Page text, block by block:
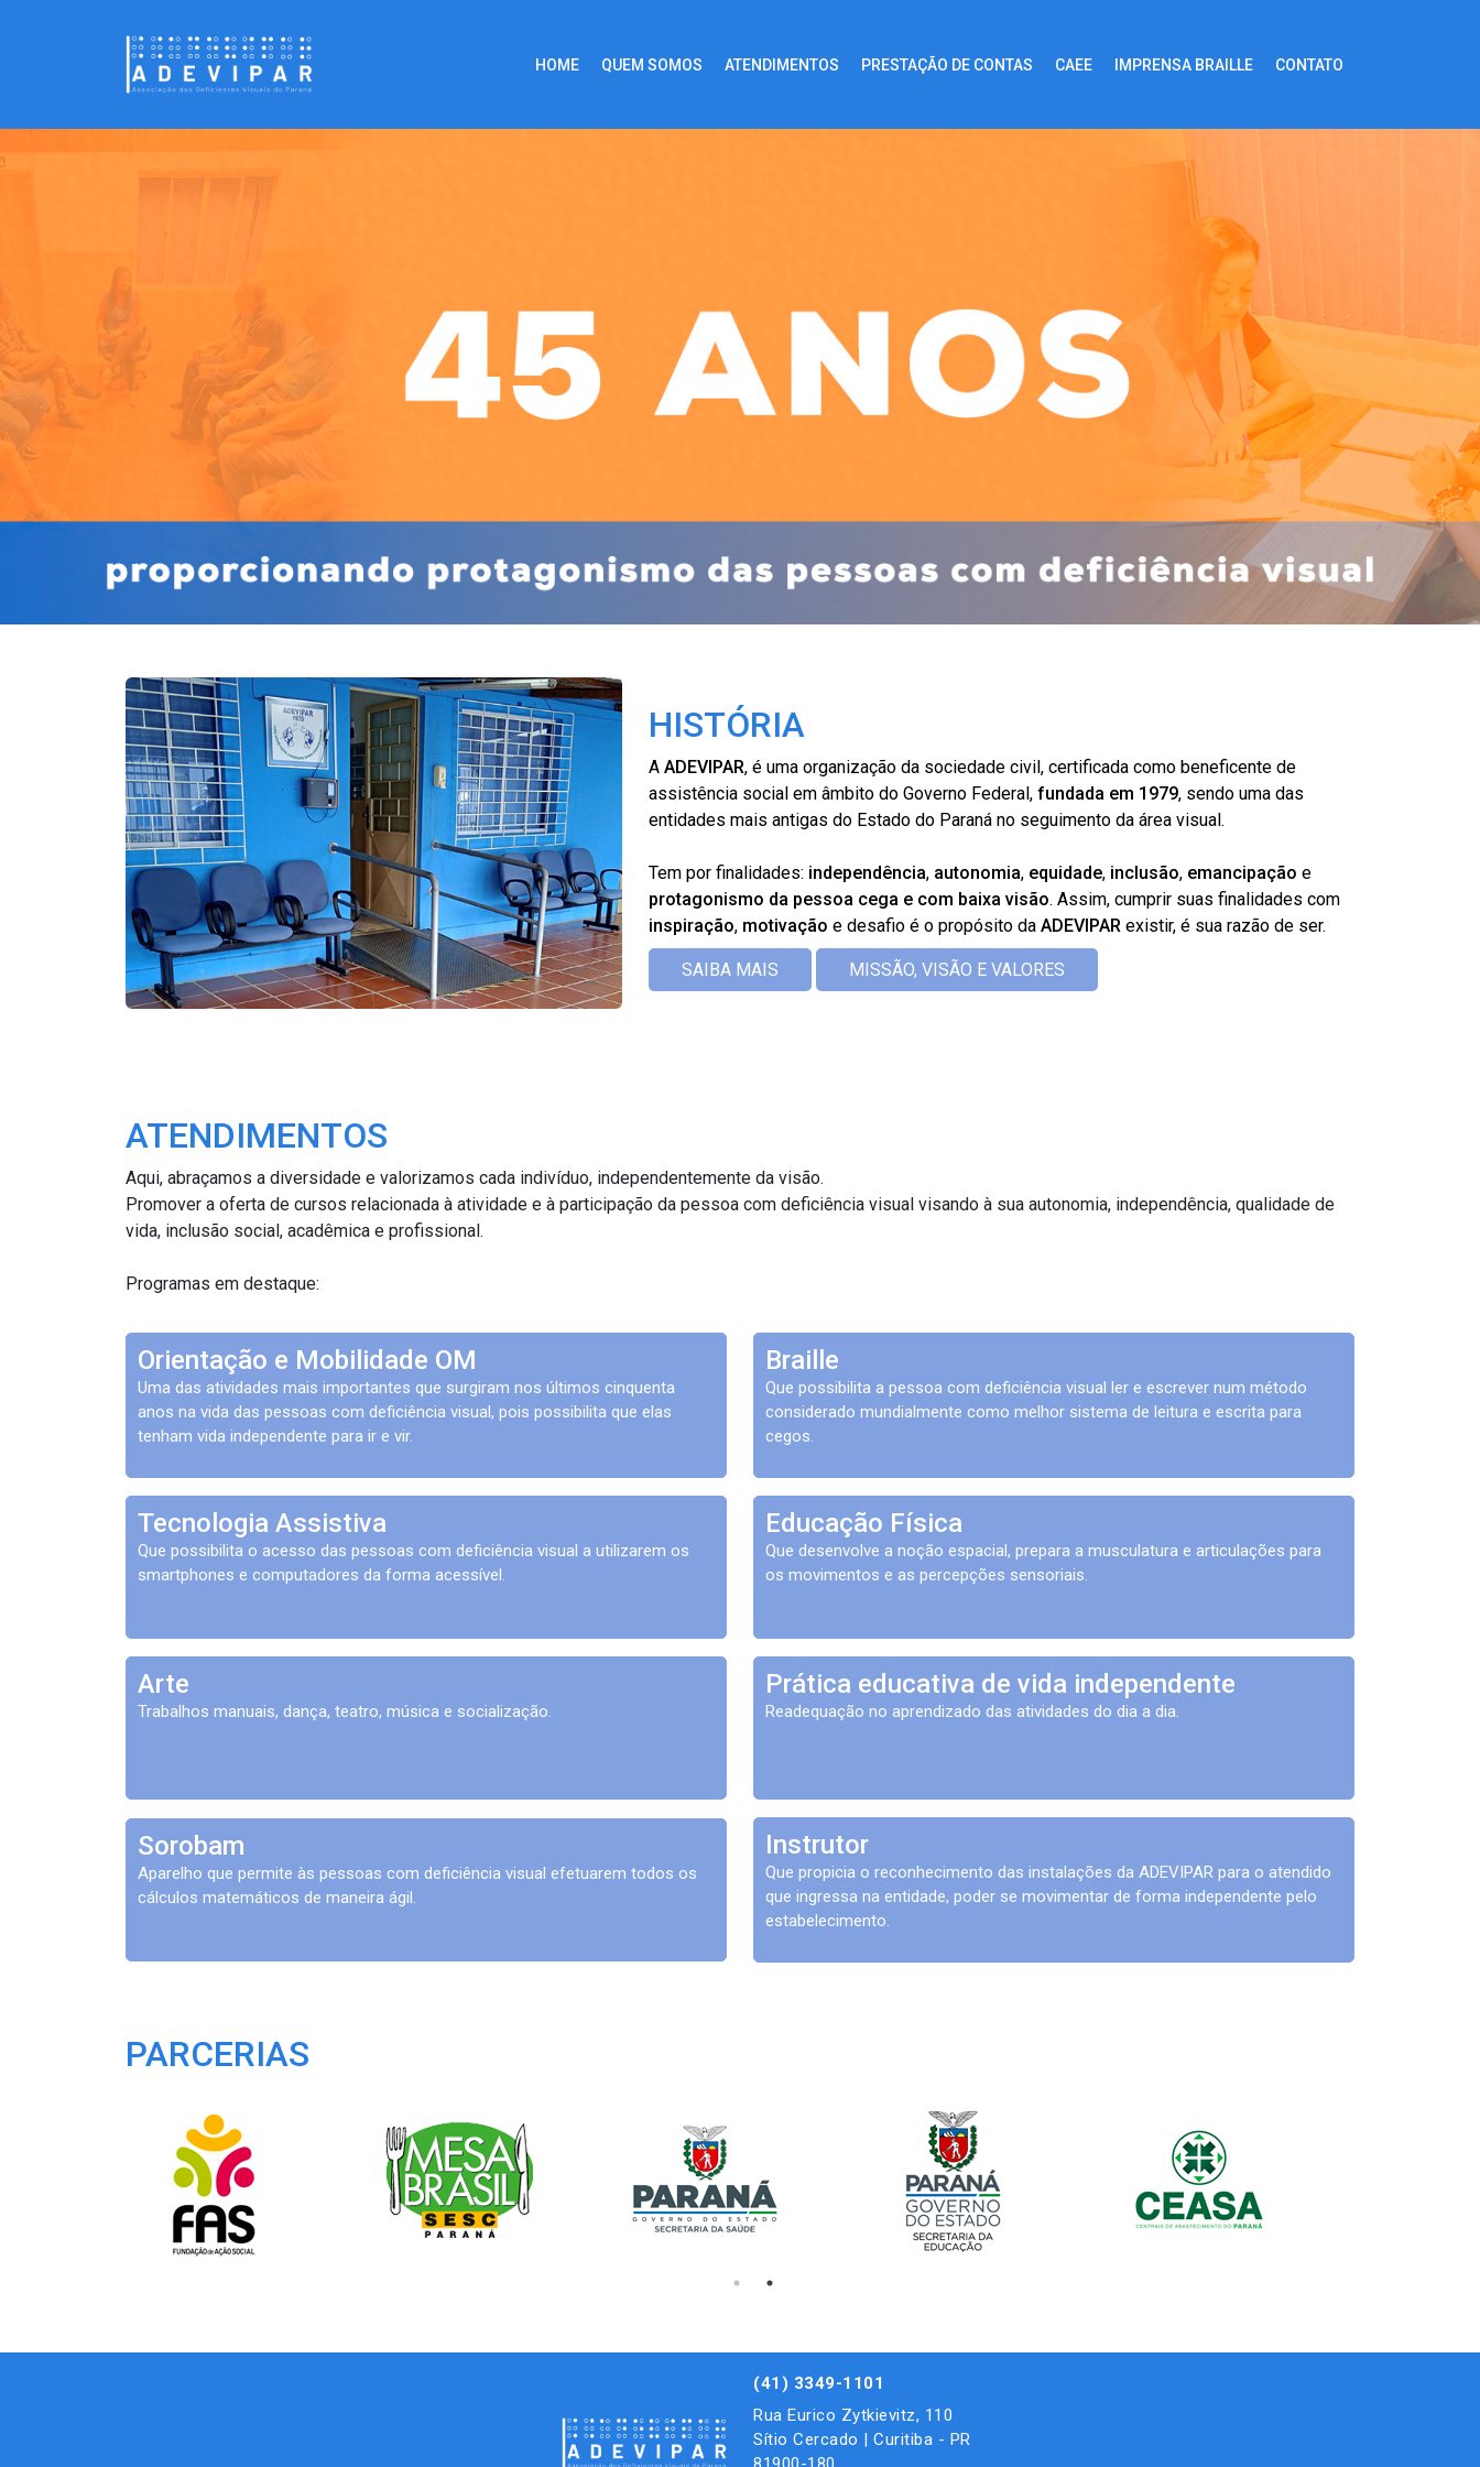
HOME QUEM SOMOS ATENDIMENTOS PRESTAÇÃO DE CONTAS CAEE IMPRENSA BRAILLE CONTATO
HISTÓRIA
A ADEVIPAR, é uma organização da sociedade civil, certificada como beneficente de
assistência social em âmbito do Governo Federal, fundada em 1979, sendo uma das
entidades mais antigas do Estado do Paraná no seguimento da área visual.
Tem por finalidades: independência, autonomia, equidade, inclusão, emancipação e
protagonismo da pessoa cega e com baixa visão. Assim, cumprir suas finalidades com
inspiração, motivação e desafio é o propósito da ADEVIPAR existir, é sua razão de ser.
SAIBA MAIS MISSÃO, VISÃO E VALORES
ATENDIMENTOS
Aqui, abraçamos a diversidade e valorizamos cada indivíduo, independentemente da visão.
Promover a oferta de cursos relacionada à atividade e à participação da pessoa com deficiência visual visando à sua autonomia, independência, qualidade de
vida, inclusão social, acadêmica e profissional.
Programas em destaque:
Orientação e Mobilidade OM
Uma das atividades mais importantes que surgiram nos últimos cinquenta
anos na vida das pessoas com deficiência visual, pois possibilita que elas
tenham vida independente para ir e vir.
Braille
Que possibilita a pessoa com deficiência visual ler e escrever num método
considerado mundialmente como melhor sistema de leitura e escrita para
cegos.
Tecnologia Assistiva
Que possibilita o acesso das pessoas com deficiência visual a utilizarem os
smartphones e computadores da forma acessível.
Educação Física
Que desenvolve a noção espacial, prepara a musculatura e articulações para
os movimentos e as percepções sensoriais.
Arte
Trabalhos manuais, dança, teatro, música e socialização.
Prática educativa de vida independente
Readequação no aprendizado das atividades do dia a dia.
Sorobam
Aparelho que permite às pessoas com deficiência visual efetuarem todos os
cálculos matemáticos de maneira ágil.
Instrutor
Que propicia o reconhecimento das instalações da ADEVIPAR para o atendido
que ingressa na entidade, poder se movimentar de forma independente pelo
estabelecimento.
PARCERIAS
(41) 3349-1101
Rua Eurico Zytkievitz, 110
Sítio Cercado | Curitiba - PR